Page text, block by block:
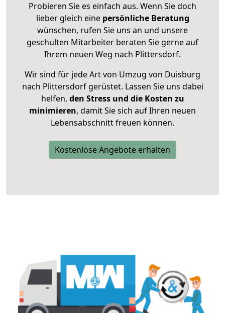
Probieren Sie es einfach aus. Wenn Sie doch
lieber gleich eine persönliche Beratung
wünschen, rufen Sie uns an und unsere
geschulten Mitarbeiter beraten Sie gerne auf
Ihrem neuen Weg nach Plittersdorf.
Wir sind für jede Art von Umzug von Duisburg
nach Plittersdorf gerüstet. Lassen Sie uns dabei
helfen, den Stress und die Kosten zu
minimieren, damit Sie sich auf Ihren neuen
Lebensabschnitt freuen können.
Kostenlose Angebote erhalten